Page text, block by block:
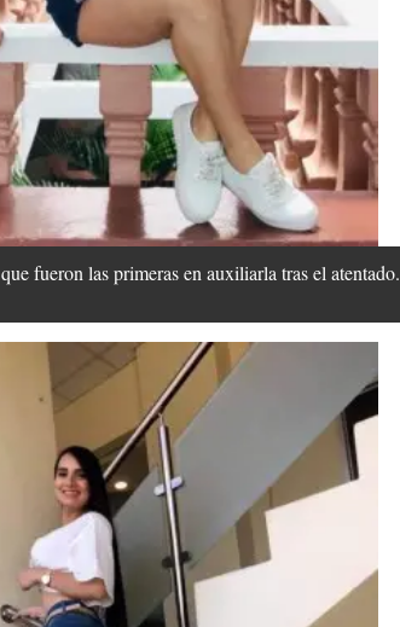
fueron las primeras en auxiliarla tras el atentado.